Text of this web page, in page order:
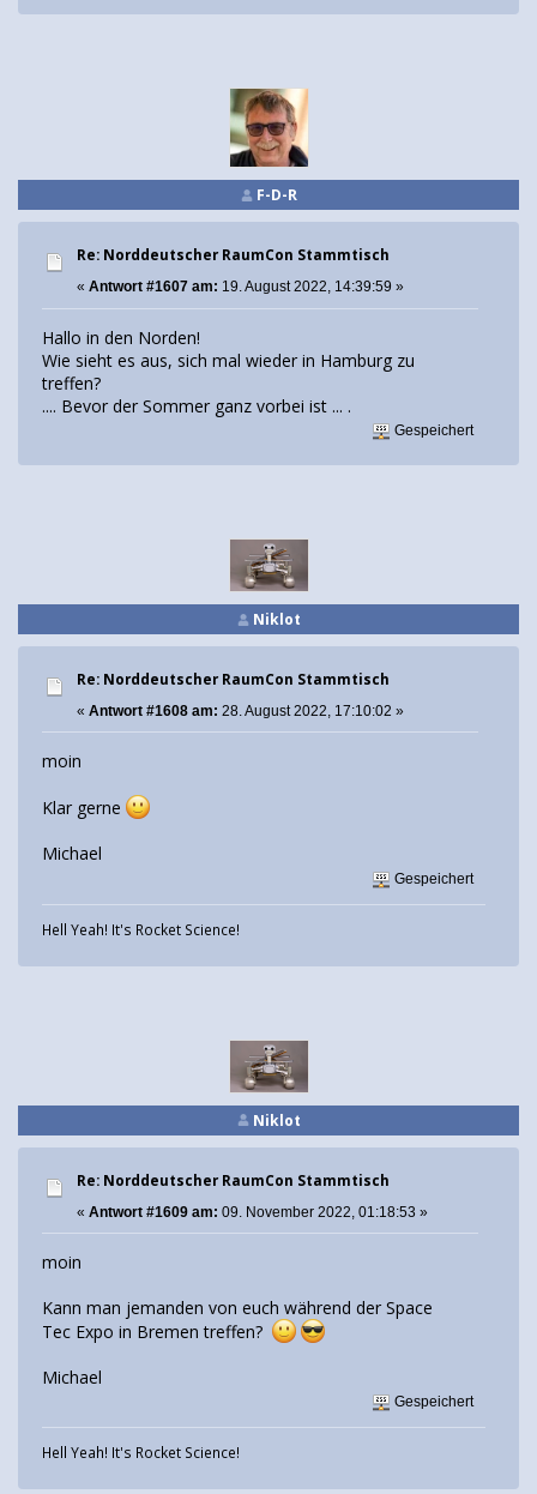
F-D-R
Re: Norddeutscher RaumCon Stammtisch
« Antwort #1607 am: 19. August 2022, 14:39:59 »
Hallo in den Norden!
Wie sieht es aus, sich mal wieder in Hamburg zu
treffen?
.... Bevor der Sommer ganz vorbei ist ... .
Gespeichert
Niklot
Re: Norddeutscher RaumCon Stammtisch
« Antwort #1608 am: 28. August 2022, 17:10:02 »
moin
Klar gerne
Michael
Gespeichert
Hell Yeah! It's Rocket Science!
Niklot
Re: Norddeutscher RaumCon Stammtisch
« Antwort #1609 am: 09. November 2022, 01:18:53 »
moin
Kann man jemanden von euch während der Space
Tec Expo in Bremen treffen?
Michael
Gespeichert
Hell Yeah! It's Rocket Science!